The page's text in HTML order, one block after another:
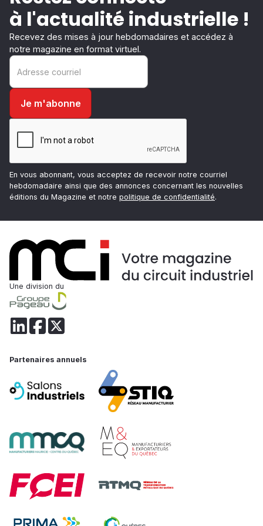
à l'actualité industrielle !
Recevez des mises à jour hebdomadaires et accédez à
notre magazine en format virtuel.
En vous abonnant, vous acceptez de recevoir notre courriel
hebdomadaire ainsi que des annonces concernant les nouvelles
éditions du Magazine et notre politique de confidentialité.
Une division du
Partenaires annuels